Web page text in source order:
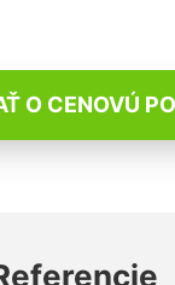
O CENOVÚ